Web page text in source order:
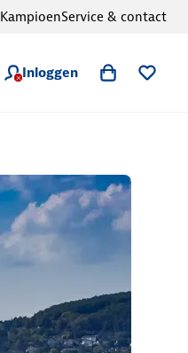
Inloggen
KampioenService & contact